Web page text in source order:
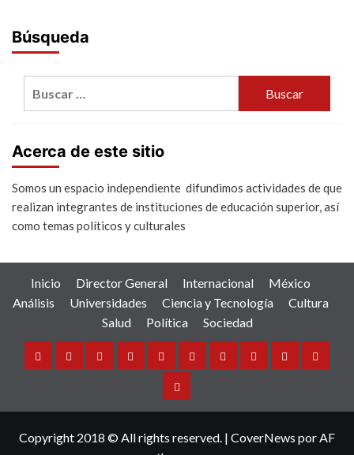
Búsqueda
Acerca de este sitio
Somos un espacio independiente difundimos actividades de que
realizan integrantes de instituciones de educación superior, así
como temas políticos y culturales
Inicio Director General Internacional
México
Análisis
Universidades Ciencia y Tecnología
Cultura
Salud
Política Sociedad
Inicio DirectorInternacional
MéxicoAnálisisUniversidades
CienciaCulturaSalud Política
Sociedad
Copyright 2018 © All rights reserved. | CoverNews por AF